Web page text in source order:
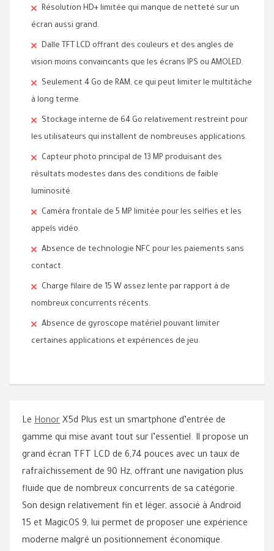
Résolution HD+ limitée qui manque de netteté sur un
écran aussi grand.
Dalle TFT LCD offrant des couleurs et des angles de
vision moins convaincants que les écrans IPS ou AMOLED.
Seulement 4 Go de RAM, ce qui peut limiter le multitâche
à long terme.
Stockage interne de 64 Go relativement restreint pour
les utilisateurs qui installent de nombreuses applications.
Capteur photo principal de 13 MP produisant des
résultats modestes dans des conditions de faible
luminosité.
Caméra frontale de 5 MP limitée pour les selfies et les
appels vidéo.
Absence de technologie NFC pour les paiements sans
contact.
Charge filaire de 15 W assez lente par rapport à de
nombreux concurrents récents.
Absence de gyroscope matériel pouvant limiter
certaines applications et expériences de jeu.
Le Honor X5d Plus est un smartphone d’entrée de
gamme qui mise avant tout sur l’essentiel. Il propose un
grand écran TFT LCD de 6,74 pouces avec un taux de
rafraîchissement de 90 Hz, offrant une navigation plus
fluide que de nombreux concurrents de sa catégorie.
Son design relativement fin et léger, associé à Android
15 et MagicOS 9, lui permet de proposer une expérience
moderne malgré un positionnement économique.